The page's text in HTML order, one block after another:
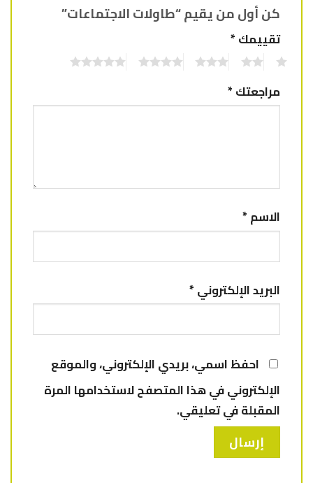
كن أول من يقيم “طاولات الاجتماعات”
تقييمك*
مراجعتك*
الاسم*
البريد الإلكتروني*
احفظ اسمي، بريدي الإلكتروني، والموقع
الإلكتروني في هذا المتصفح لاستخدامها المرة
المقبلة في تعليقي.